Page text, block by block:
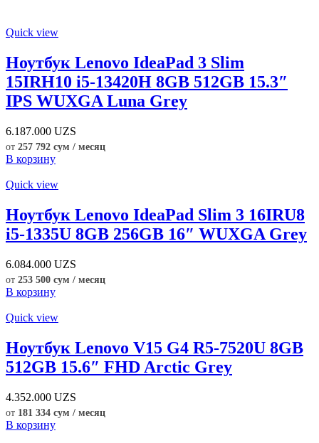
Quick view
Ноутбук Lenovo IdeaPad 3 Slim
15IRH10 i5-13420H 8GB 512GB 15.3″
IPS WUXGA Luna Grey
6.187.000 UZS
от 257 792 сум / месяц
В корзину
Quick view
Ноутбук Lenovo IdeaPad Slim 3 16IRU8
i5-1335U 8GB 256GB 16″ WUXGA Grey
6.084.000 UZS
от 253 500 сум / месяц
В корзину
Quick view
Ноутбук Lenovo V15 G4 R5-7520U 8GB
512GB 15.6″ FHD Arctic Grey
4.352.000 UZS
от 181 334 сум / месяц
В корзину